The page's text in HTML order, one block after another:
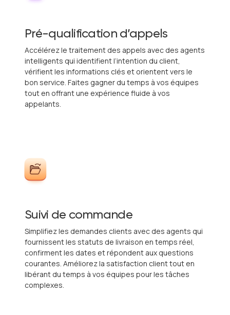
Pré-qualification d’appels
Accélérez le traitement des appels avec des agents
intelligents qui identifient l’intention du client,
vérifient les informations clés et orientent vers le
bon service. Faites gagner du temps à vos équipes
tout en offrant une expérience fluide à vos
appelants.
Suivi de commande
Simplifiez les demandes clients avec des agents qui
fournissent les statuts de livraison en temps réel,
confirment les dates et répondent aux questions
courantes. Améliorez la satisfaction client tout en
libérant du temps à vos équipes pour les tâches
complexes.